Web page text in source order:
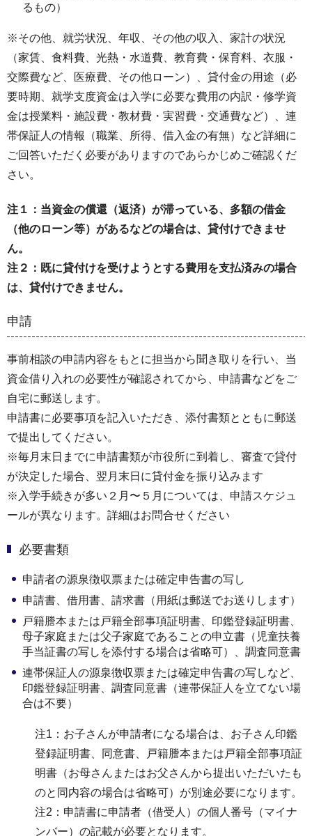
るもの）
※その他、就労状況、年収、その他の収入、家計の状況
（家賃、食料費、光熱・水道費、教育費・保育料、衣服・
交際費など、医療費、その他ローン）、貸付金の用途（必
要時期、就学支度資金は入学に必要な費用の内訳・修学資
金は授業料・施設費・教材費・実習費・交通費など）、連
帯保証人の情報（職業、所得、借入金の有無）など詳細に
ご回答いただく必要がありますのであらかじめご確認くだ
さい。
注１：当資金の償還（返済）が滞っている、多額の借金
（他のローン等）があるなどの場合は、貸付けできませ
ん。
注２：既に貸付けを受けようとする費用を支払済みの場合
は、貸付けできません。
申請
事前相談の申請内容をもとに担当から聞き取りを行い、当
資金借り入れの必要性が確認されてから、申請書などをご
自宅に郵送します。
申請書に必要事項を記⼊いただき、添付書類とともに郵送
で提出してください。
※毎月末日までに申請書類が市役所に到着し、審査で貸付
が決定した場合、翌月末日に貸付⾦を振り込みます
※⼊学手続きが多い２月〜５月については、申請スケジュ
ールが異なります。詳細はお問合せください
必要書類
申請者の源泉徴収票または確定申告書の写し
申請書、借用書、請求書（用紙は郵送でお送りします）
戸籍謄本または戸籍全部事項証明書、印鑑登録証明書、
母子家庭または父子家庭であることの申立書（児童扶養
手当証書の写しを添付する場合は省略可）、調査同意書
連帯保証人の源泉徴収票または確定申告書の写しなど、
印鑑登録証明書、調査同意書（連帯保証人を立てない場
合は不要）
注1：お子さんが申請者になる場合は、お子さん印鑑
登録証明書、同意書、戸籍謄本または戸籍全部事項証
明書（お母さんまたはお父さんから提出いただいたも
のと同内容の場合は省略可）が別途必要になります。
注2：申請書に申請者（借受人）の個人番号（マイナ
ンバー）の記載が必要となります。